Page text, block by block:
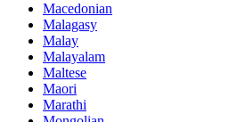
Macedonian
Malagasy
Malay
Malayalam
Maltese
Maori
Marathi